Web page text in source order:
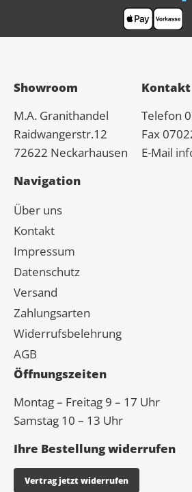
Showroom
M.A. Granithandel
Raidwangerstr.12
72622 Neckarhausen
Kontakt
Telefon
Fax
E-Mail
Navigation
Über uns
Kontakt
Impressum
Datenschutz
Versand
Zahlungsarten
Widerrufsbelehrung
AGB
Öffnungszeiten
Montag – Freitag 9 – 17 Uhr
Samstag 10 – 13 Uhr
Ihre Bestellung widerrufen
Vertrag jetzt widerrufen